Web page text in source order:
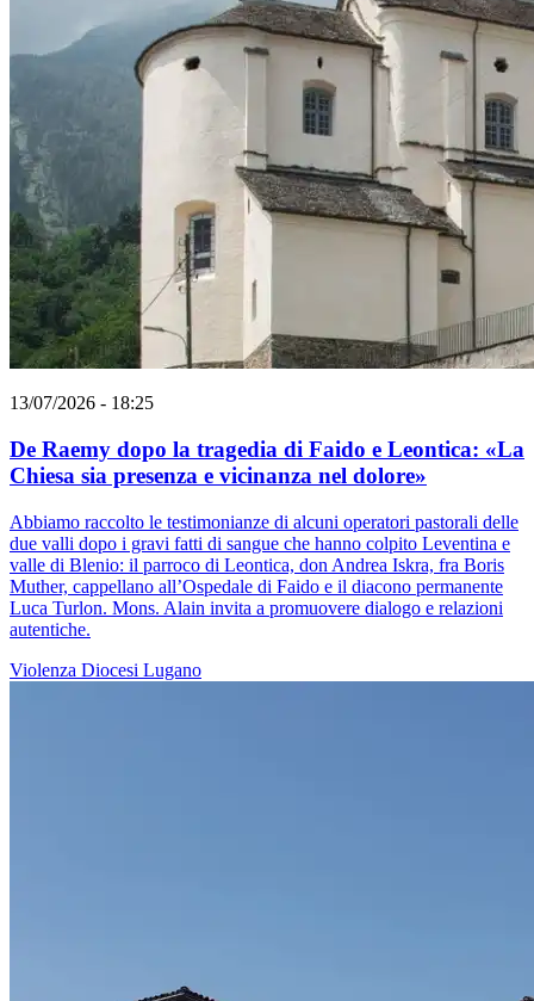
13/07/2026 - 18:25
De Raemy dopo la tragedia di Faido e Leontica: «La
Chiesa sia presenza e vicinanza nel dolore»
Abbiamo raccolto le testimonianze di alcuni operatori pastorali delle
due valli dopo i gravi fatti di sangue che hanno colpito Leventina e
valle di Blenio: il parroco di Leontica, don Andrea Iskra, fra Boris
Muther, cappellano all’Ospedale di Faido e il diacono permanente
Luca Turlon. Mons. Alain invita a promuovere dialogo e relazioni
autentiche.
Violenza Diocesi Lugano